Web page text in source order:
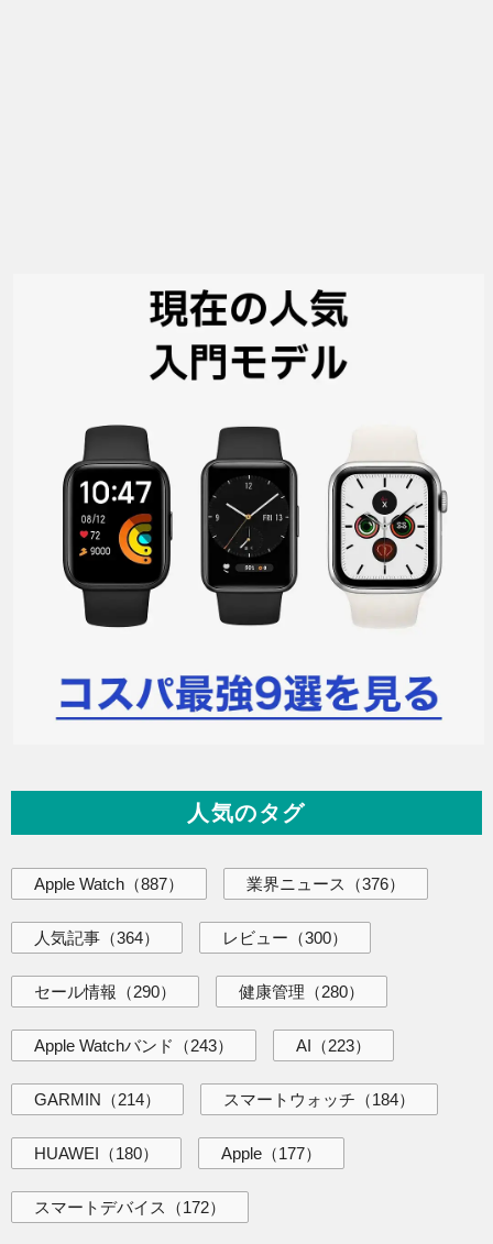
人気のタグ
Apple Watch （887） 業界ニュース （376）
人気記事 （364） レビュー （300）
セール情報 （290） 健康管理 （280）
Apple Watchバンド （243） AI （223）
GARMIN （214） スマートウォッチ （184）
HUAWEI （180） Apple （177）
スマートデバイス （172）